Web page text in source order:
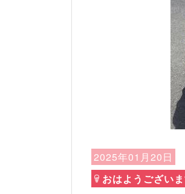
2025年01月20日
おはようござい